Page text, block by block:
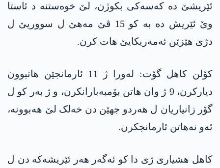
ئێریشێ دە کەسەکی بکوژن، لێ خوەستنە د ئاستا
وێ ئێریش دە بە کو 15 ڤێ مەهێ ل سووریێ ل
دژی هێزێن ئه‌مەریکایێ هات کرن.
كۆلن کاهل گۆت: لەورا ژ 11 ئارمانجێن هاتبوون
دیارکرن، 9 ژ وان هاتن بۆمبەبارانکرن، و ژ بەر کو ل
گۆر زانیاریان ل هەردو جهێن دن خەلک لێ هەبوونە،
ئەو نەهاتن ئارمانجکرن.
کاهل هشیاری ژی دا کو ئەگەر هەر ئێریشەکە دن ل